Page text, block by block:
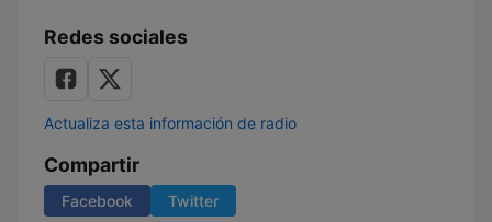
Redes sociales
Actualiza esta información de radio
Compartir
Facebook Twitter